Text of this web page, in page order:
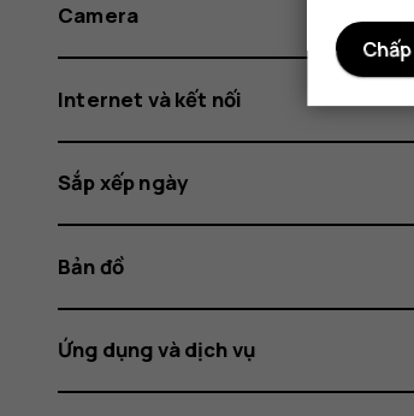
Camera
Internet và kết nối
Sắp xếp ngày
Bản đồ
Ứng dụng và dịch vụ